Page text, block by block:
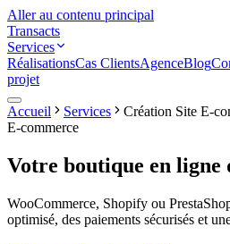
Aller au contenu principal
Transacts
Services
RéalisationsCas ClientsAgenceBlog
projet
Accueil Services
Création Site E-
E-commerce
Votre boutique en ligne
WooCommerce, Shopify ou
optimisé, des paiements sécurisés et